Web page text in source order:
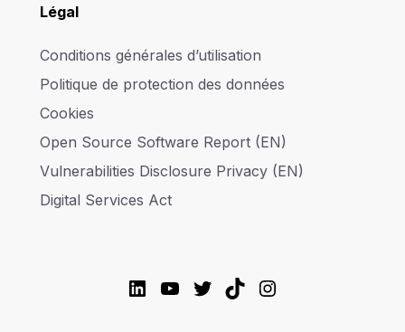
Légal
Conditions générales d’utilisation
Politique de protection des données
Cookies
Open Source Software Report (EN)
Vulnerabilities Disclosure Privacy (EN)
Digital Services Act
LinkedIn
YouTube
Twitter
TikTokInstagram